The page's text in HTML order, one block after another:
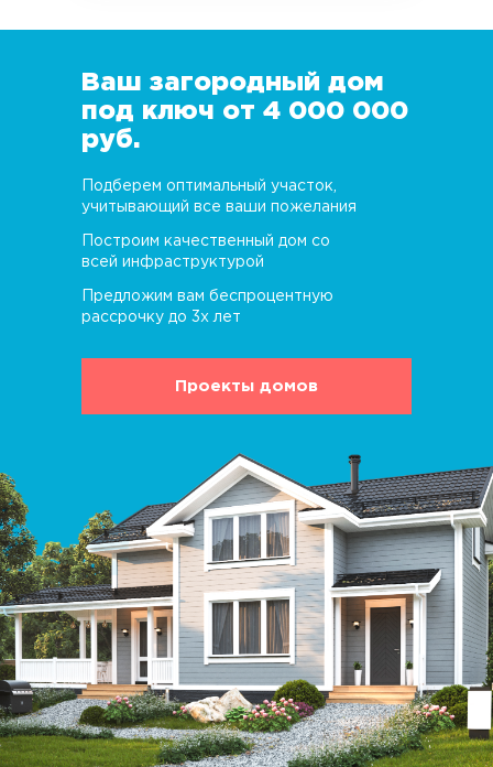
Ваш загородный дом
под ключ от 4 000 000
руб.
Подберем оптимальный участок,
учитывающий все ваши пожелания
Построим качественный дом со
всей инфраструктурой
Предложим вам беспроцентную
рассрочку до 3х лет
Проекты домов